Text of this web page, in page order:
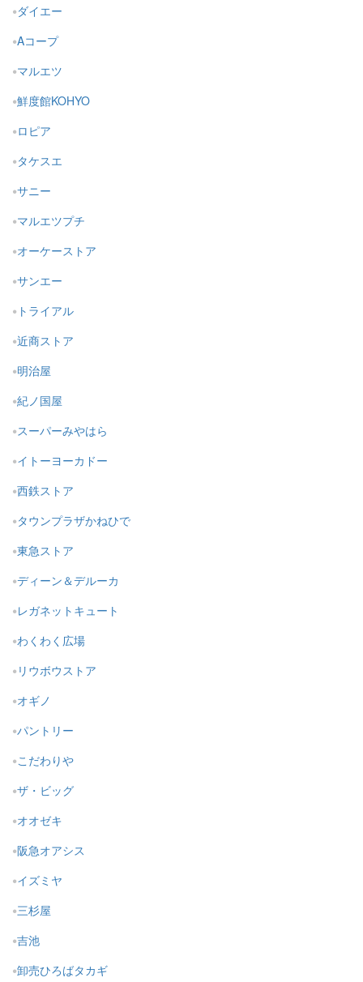
ダイエー
Aコープ
マルエツ
鮮度館KOHYO
ロピア
タケスエ
サニー
マルエツプチ
オーケーストア
サンエー
トライアル
近商ストア
明治屋
紀ノ国屋
スーパーみやはら
イトーヨーカドー
西鉄ストア
タウンプラザかねひで
東急ストア
ディーン＆デルーカ
レガネットキュート
わくわく広場
リウボウストア
オギノ
パントリー
こだわりや
ザ・ビッグ
オオゼキ
阪急オアシス
イズミヤ
三杉屋
吉池
卸売ひろばタカギ